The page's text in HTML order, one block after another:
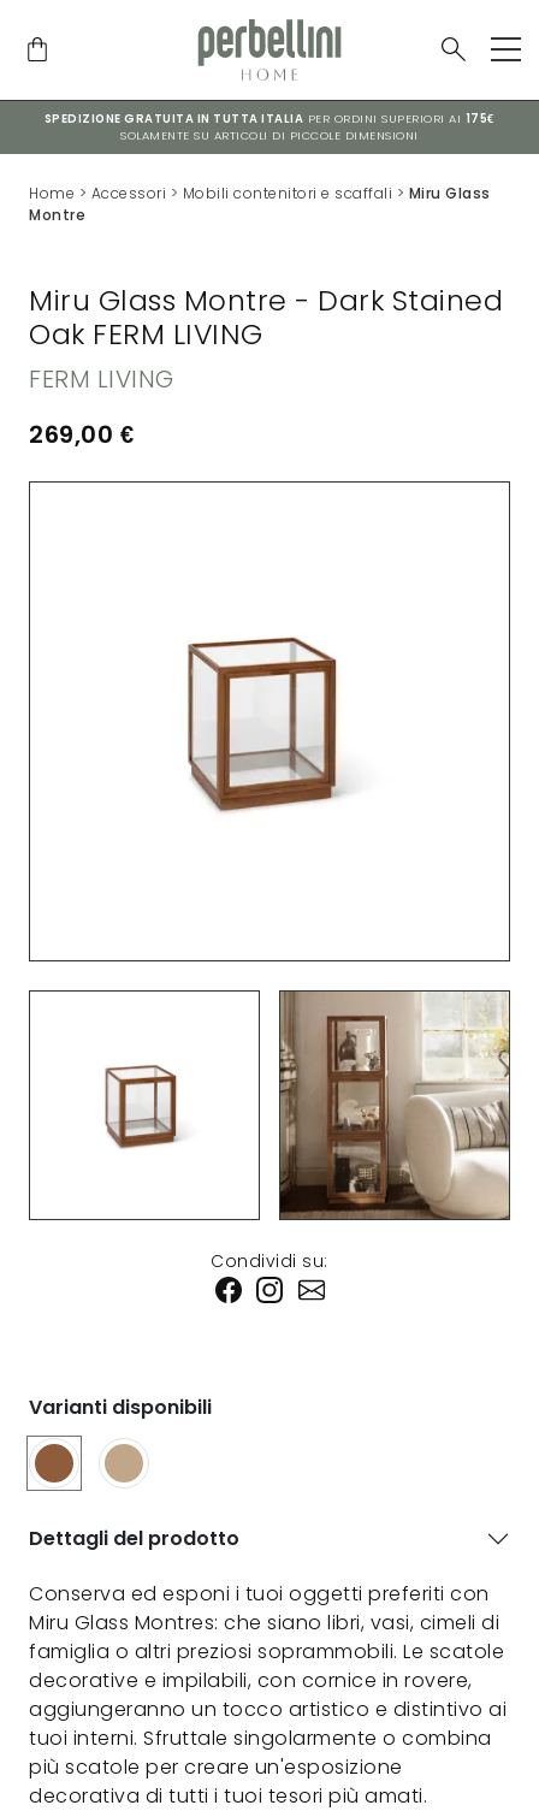
SPEDIZIONE GRATUITA IN TUTTA ITALIA PER ORDINI SUPERIORI AI 175€
SOLAMENTE SU ARTICOLI DI PICCOLE DIMENSIONI
Home > Accessori > Mobili contenitori e scaffali > Miru Glass
Montre
Condividi su:
Miru Glass Montre - Dark Stained
Oak FERM LIVING
FERM LIVING
269,00 €
Varianti disponibili
Dettagli del prodotto
Conserva ed esponi i tuoi oggetti preferiti con
Miru Glass Montres: che siano libri, vasi, cimeli di
famiglia o altri preziosi soprammobili. Le scatole
decorative e impilabili, con cornice in rovere,
aggiungeranno un tocco artistico e distintivo ai
tuoi interni. Sfruttale singolarmente o combina
più scatole per creare un'esposizione
decorativa di tutti i tuoi tesori più amati.